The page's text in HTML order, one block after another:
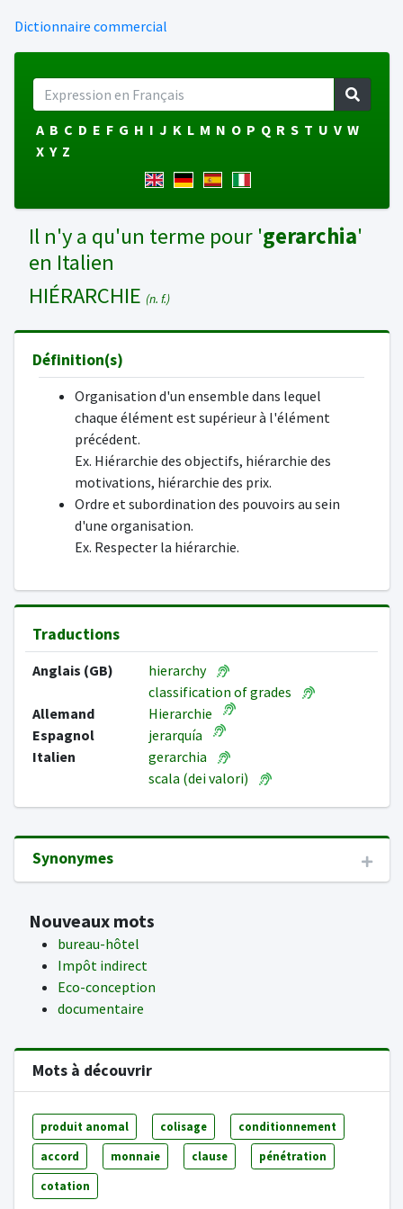
Dictionnaire commercial
A B C D E F G H I J K L M N O P Q R S T U V W
X Y Z
Il n'y a qu'un terme pour 'gerarchia'
en Italien
HIÉRARCHIE (n. f.)
Définition(s)
Organisation d'un ensemble dans lequel
chaque élément est supérieur à l'élément
précédent.
Ex. Hiérarchie des objectifs, hiérarchie des
motivations, hiérarchie des prix.
Ordre et subordination des pouvoirs au sein
d'une organisation.
Ex. Respecter la hiérarchie.
Traductions
Anglais (GB)
hierarchy
classification of grades
Allemand
Hierarchie
Espagnol
jerarquía
Italien
gerarchia
scala (dei valori)
Synonymes
Nouveaux mots
bureau-hôtel
Impôt indirect
Eco-conception
documentaire
Mots à découvrir
produit anomal colisage conditionnement
accord monnaie clause pénétration
cotation